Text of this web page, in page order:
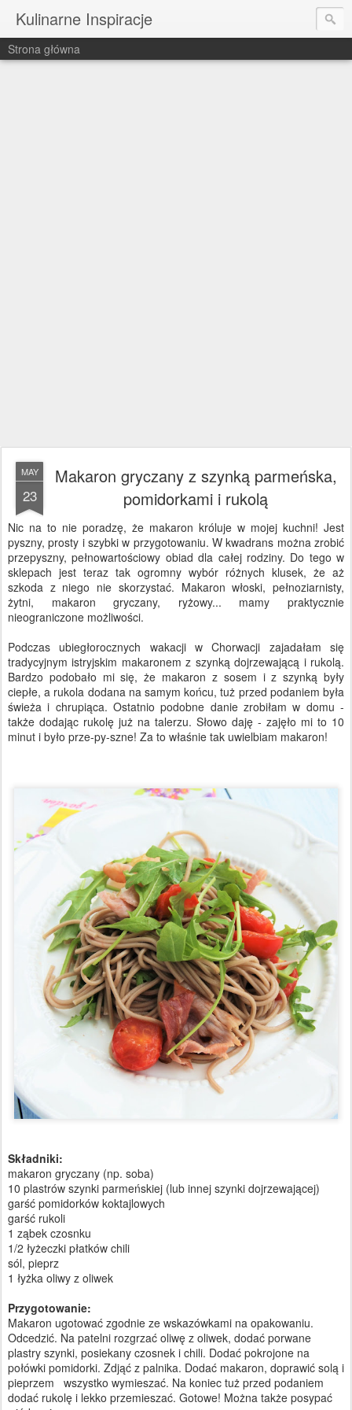
Kulinarne Inspiracje
Strona główna
MAY
23
Makaron gryczany z szynką parmeńska,
pomidorkami i rukolą
Nic na to nie poradzę, że makaron króluje w mojej kuchni! Jest
pyszny, prosty i szybki w przygotowaniu. W kwadrans można zrobić
przepyszny, pełnowartościowy obiad dla całej rodziny. Do tego w
sklepach jest teraz tak ogromny wybór różnych klusek, że aż
szkoda z niego nie skorzystać. Makaron włoski, pełnoziarnisty,
żytni, makaron gryczany, ryżowy... mamy praktycznie
nieograniczone możliwości.
Podczas ubiegłorocznych wakacji w Chorwacji zajadałam się
tradycyjnym istryjskim makaronem z szynką dojrzewającą i rukolą.
Bardzo podobało mi się, że makaron z sosem i z szynką były
ciepłe, a rukola dodana na samym końcu, tuż przed podaniem była
świeża i chrupiąca. Ostatnio podobne danie zrobiłam w domu -
także dodając rukolę już na talerzu. Słowo daję - zajęło mi to 10
minut i było prze-py-szne! Za to właśnie tak uwielbiam makaron!
Składniki:
makaron gryczany (np. soba)
10 plastrów szynki parmeńskiej (lub innej szynki dojrzewającej)
garść pomidorków koktajlowych
garść rukoli
1 ząbek czosnku
1/2 łyżeczki płatków chili
sól, pieprz
1 łyżka oliwy z oliwek
Przygotowanie:
Makaron ugotować zgodnie ze wskazówkami na opakowaniu.
Odcedzić. Na patelni rozgrzać oliwę z oliwek, dodać porwane
plastry szynki, posiekany czosnek i chili. Dodać pokrojone na
połówki pomidorki. Zdjąć z palnika. Dodać makaron, doprawić solą i
pieprzem wszystko wymieszać. Na koniec tuż przed podaniem
dodać rukolę i lekko przemieszać. Gotowe! Można także posypać